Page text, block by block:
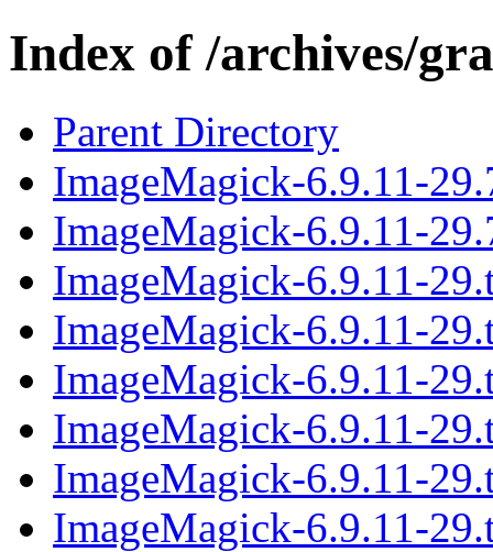
Index of /archives/
Parent Directory
ImageMagick-6.9.11-
ImageMagick-6.9.11-
ImageMagick-6.9.11-
ImageMagick-6.9.11-
ImageMagick-6.9.11-
ImageMagick-6.9.11-
ImageMagick-6.9.11-
ImageMagick-6.9.11-